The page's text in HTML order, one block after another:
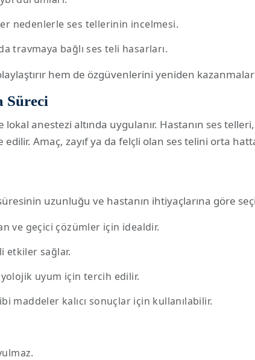
nedenlerle ses tellerinin incelmesi.
travmaya bağlı ses teli hasarları.
hem de özgüvenlerini yeniden
Süreci
anestezi altında uygulanır. Hastanın ses
Amaç, zayıf ya da felçli olan ses telini orta
uzunluğu ve hastanın ihtiyaçlarına göre
ve geçici çözümler için idealdir.
etkiler sağlar.
uyum için tercih edilir.
maddeler kalıcı sonuçlar için kullanılabilir.